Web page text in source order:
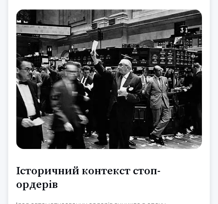
Історичний контекст стоп-
ордерів